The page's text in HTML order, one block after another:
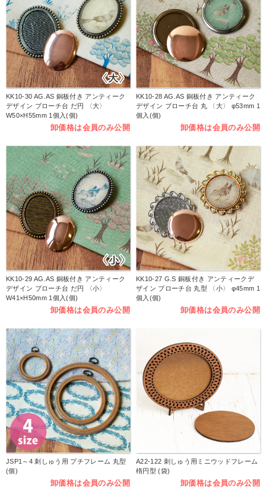
KK10-30 AG.AS 銅板付き アンティーク
デザイン ブローチ台 だ円 〈大〉
W50×H55mm 1個入(個)
卸価格は会員のみ公開
KK10-28 AG.AS 銅板付き アンティーク
デザイン ブローチ台 丸 〈大〉 φ53mm 1
個入(個)
卸価格は会員のみ公開
KK10-29 AG.AS 銅板付き アンティーク
デザイン ブローチ台 だ円 〈小〉
W41×H50mm 1個入(個)
卸価格は会員のみ公開
KK10-27 G.S 銅板付き アンティークデ
ザイン ブローチ台 丸型 〈小〉 φ45mm 1
個入(個)
卸価格は会員のみ公開
JSP1～4 刺しゅう用 プチフレーム 丸型
(個)
卸価格は会員のみ公開
A22-122 刺しゅう用ミニウッドフレーム
楕円型 (袋)
卸価格は会員のみ公開